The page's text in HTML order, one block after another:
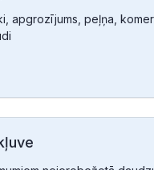
apgrozījums, peļņa,